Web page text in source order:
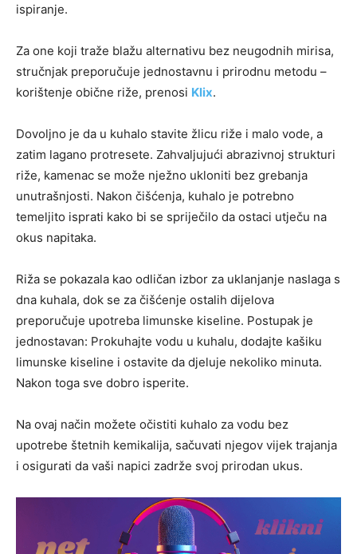
ispiranje.
Za one koji traže blažu alternativu bez neugodnih mirisa,
stručnjak preporučuje jednostavnu i prirodnu metodu –
korištenje obične riže, prenosi Klix.
Dovoljno je da u kuhalo stavite žlicu riže i malo vode, a
zatim lagano protresete. Zahvaljujući abrazivnoj strukturi
riže, kamenac se može nježno ukloniti bez grebanja
unutrašnjosti. Nakon čišćenja, kuhalo je potrebno
temeljito isprati kako bi se spriječilo da ostaci utječu na
okus napitaka.
Riža se pokazala kao odličan izbor za uklanjanje naslaga s
dna kuhala, dok se za čišćenje ostalih dijelova
preporučuje upotreba limunske kiseline. Postupak je
jednostavan: Prokuhajte vodu u kuhalu, dodajte kašiku
limunske kiseline i ostavite da djeluje nekoliko minuta.
Nakon toga sve dobro isperite.
Na ovaj način možete očistiti kuhalo za vodu bez
upotrebe štetnih kemikalija, sačuvati njegov vijek trajanja
i osigurati da vaši napici zadrže svoj prirodan ukus.